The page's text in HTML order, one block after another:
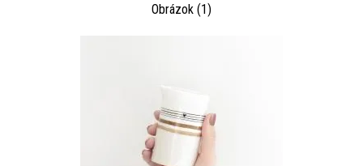
Obrázok (1)